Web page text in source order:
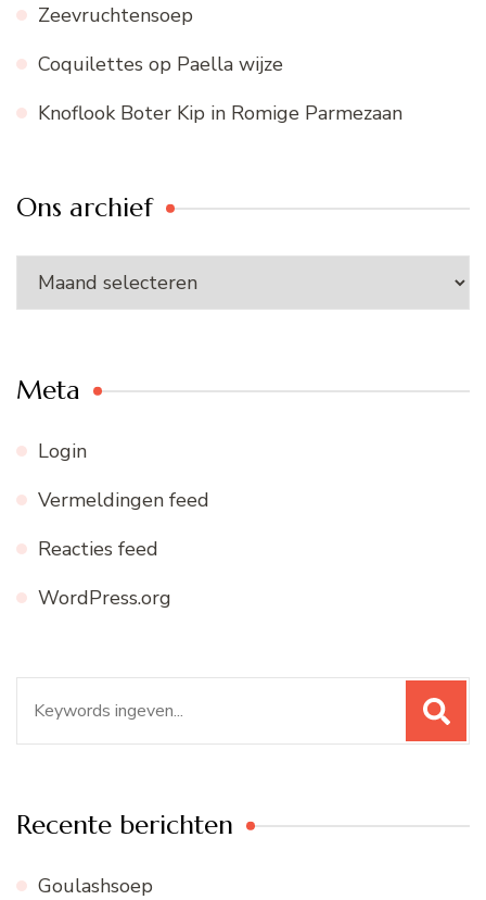
Zeevruchtensoep
Coquilettes op Paella wijze
Knoflook Boter Kip in Romige Parmezaan
Ons archief
Ons
Meta
Login
Vermeldingen feed
Reacties feed
WordPress.org
naar:
Recente berichten
Goulashsoep